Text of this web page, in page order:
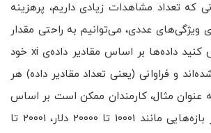
که تعداد مشاهدات زیادی داریم، پرهزینه
ویژگی‌های عددی، می‌توانیم به راحتی مقدار
را تخمین بزنیم. فرض کنید داده‌ها بر اساس مقادیر داده‌ی xi خود
و فراوانی (یعنی تعداد مقادیر داده) هر
مثال، کارمندان ممکن است بر اساس
حقوق سالانه‌شان در بازه‌هایی مانند 10001 تا 20000 دلار، 20001 تا